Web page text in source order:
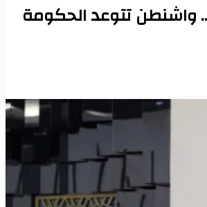
واشنطن تتوعد الحكومة